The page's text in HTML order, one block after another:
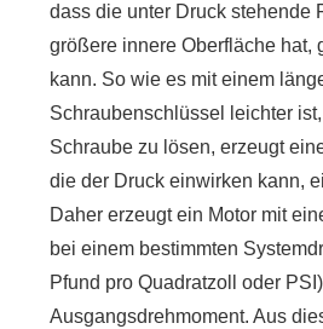
dass die unter Druck stehende
größere innere Oberfläche hat,
kann. So wie es mit einem
Schraubenschlüssel leichter
Schraube zu lösen, erzeugt
die der Druck einwirken kann,
Daher erzeugt ein Motor mit
bei einem bestimmten
Pfund pro Quadratzoll oder
Ausgangsdrehmoment. Aus